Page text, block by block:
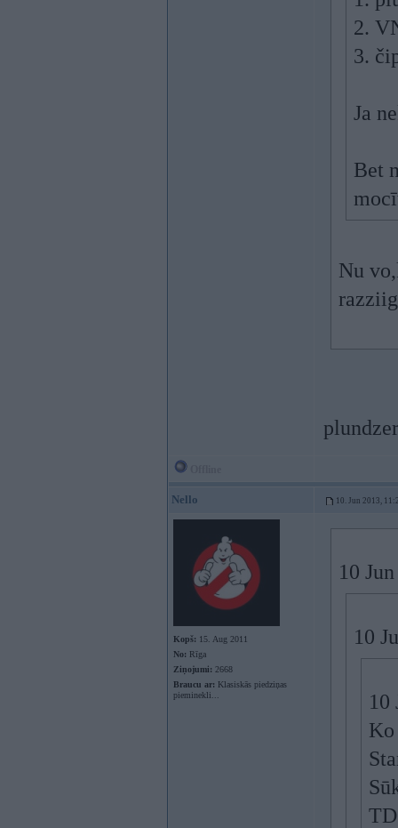
2.
3.
Ja
Bet
Nu
Nello 10. Jun 2013,
Kopš: 15. Aug 2011
No: Rīga
Ziņojumi: 2668
Braucu ar: Klasiskās piedziņas
pieminekli...
10
10
10